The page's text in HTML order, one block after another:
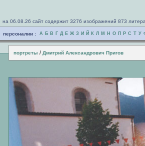
на 06.08.26 сайт содержит 3276 изображений 873
персоналии : А Б В Г Д Е Ж З И Й К Л М Н О П Р С Т У
портреты / Дмитрий Александрович Пригов